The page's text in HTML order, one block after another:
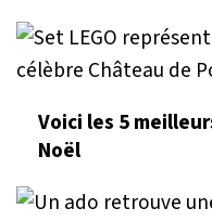
Voici les 5
Noël